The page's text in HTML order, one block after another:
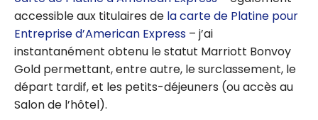
accessible aux titulaires de la carte de Platine pour
Entreprise d’American Express – j’ai
instantanément obtenu le statut Marriott Bonvoy
Gold permettant, entre autre, le surclassement, le
départ tardif, et les petits-déjeuners (ou accès au
Salon de l’hôtel).